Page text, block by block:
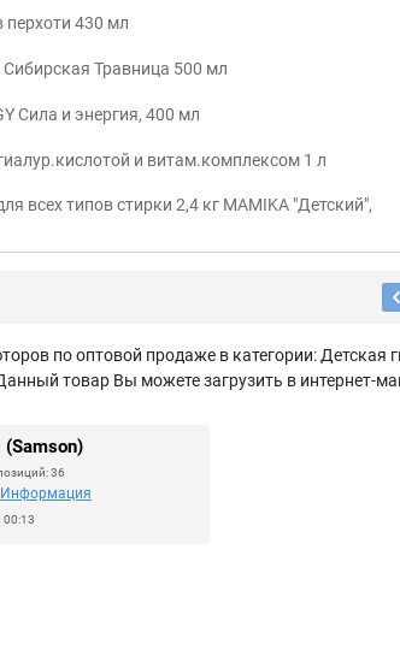
перхоти 430 мл
Травница 500 мл
Сила и энергия, 400 мл
и витам.комплексом 1 л
всех типов стирки 2,4 кг MAMIKA "Детский",
по оптовой продаже в категории:
товар Вы можете загрузить в интернет-
36
Информация
00:13